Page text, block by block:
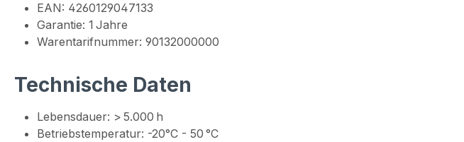
EAN: 4260129047133
Garantie: 1 Jahre
Warentarifnummer: 90132000000
Technische Daten
Lebensdauer: > 5.000 h
Betriebstemperatur: -20°C - 50 °C